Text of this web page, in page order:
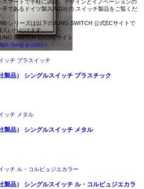
スマートで手軽に調節。デザインとイノベーションの
手であるドイツ製JUNG社の スイッチ製品をご覧くだ
。
シリーズは以下のJUNG SWITCH 公式ECサイトで
入いただけます。
SWITCH 公式ECサイト
jung-jp.com/＞
品） シングルスイッチ プラスチック
品） シングルスイッチ メタル
品）
シングルスイッチ ル・コルビュジエカラ